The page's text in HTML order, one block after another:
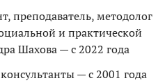
преподаватель, методолог
и практической
Шахова — с 2022 года
— с 2001 года